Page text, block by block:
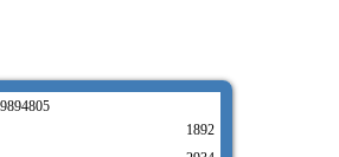
9894805
1892